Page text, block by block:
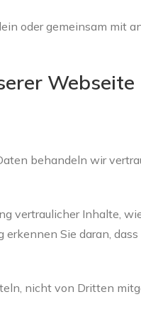
oder gemeinsam mit
Webseite
behandeln wir
vertraulicher Inhalte,
Sie daran,
nicht von Dritten